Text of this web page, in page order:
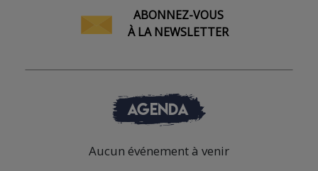
ABONNEZ-VOUS
À LA NEWSLETTER
AGENDA
Aucun événement à venir